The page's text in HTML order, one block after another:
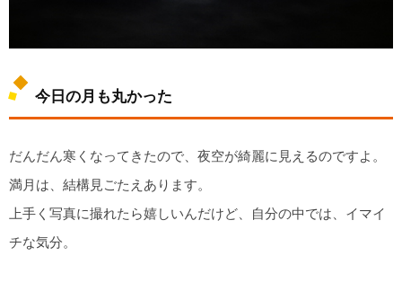
今日の月も丸かった
だんだん寒くなってきたので、夜空が綺麗に見えるのですよ。
満月は、結構見ごたえあります。
上手く写真に撮れたら嬉しいんだけど、自分の中では、イマイ
チな気分。